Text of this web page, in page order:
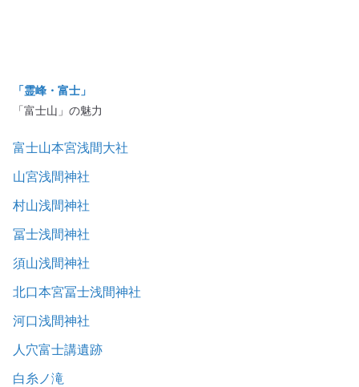
「霊峰・富士」
「富士山」の魅力
富士山本宮浅間大社
山宮浅間神社
村山浅間神社
冨士浅間神社
須山浅間神社
北口本宮冨士浅間神社
河口浅間神社
人穴富士講遺跡
白糸ノ滝